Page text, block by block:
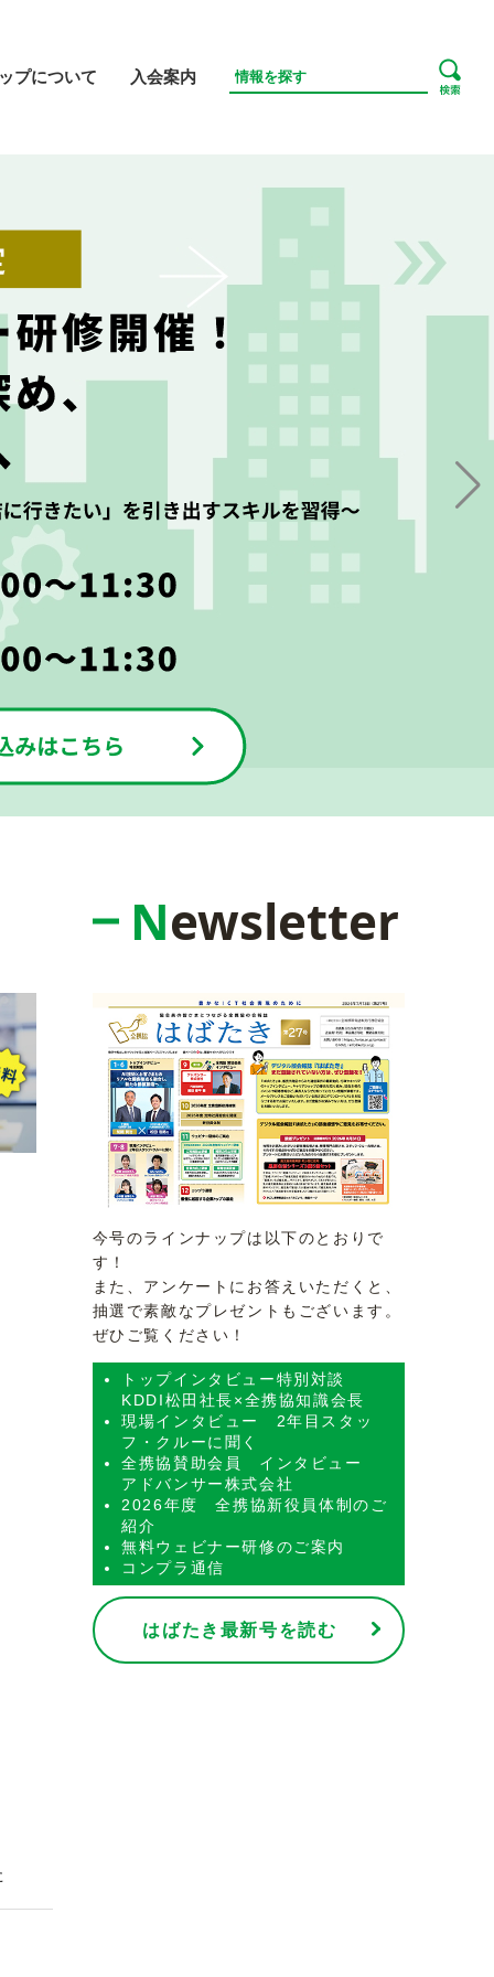
プについて 入会案内
Newsletter
今号のラインナップは以下のとおりで
す！
また、アンケートにお答えいただくと、
抽選で素敵なプレゼントもございます。
ぜひご覧ください！
トップインタビュー特別対談
KDDI松田社長×全携協知識会長
現場インタビュー 2年目スタッ
フ・クルーに聞く
全携協賛助会員 インタビュー
アドバンサー株式会社
2026年度 全携協新役員体制のご
紹介
無料ウェビナー研修のご案内
コンプラ通信
はばたき最新号を読む